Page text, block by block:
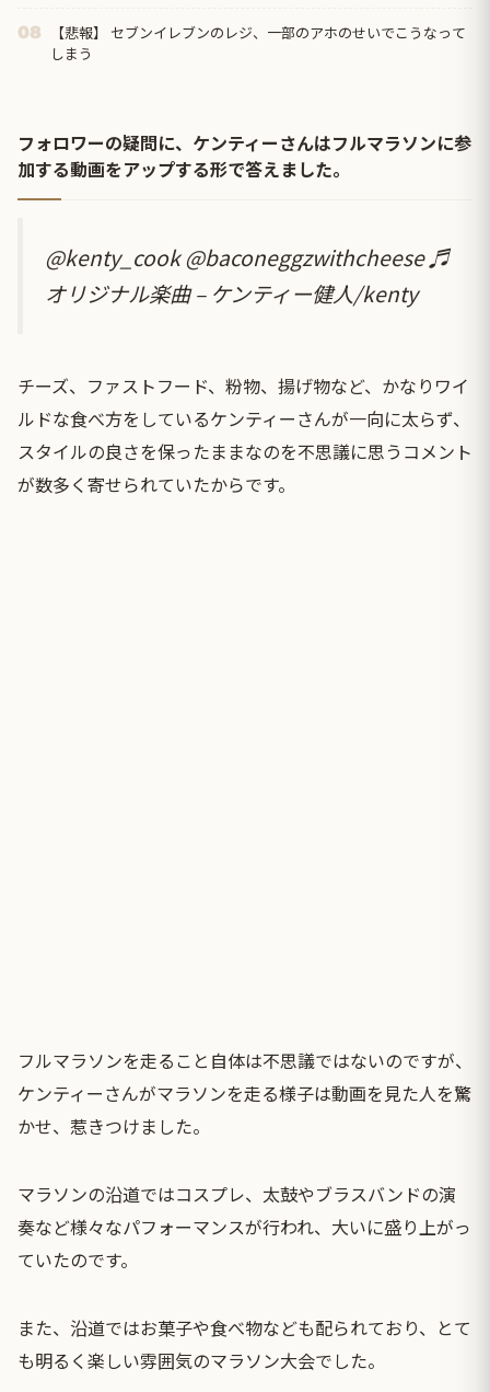
08
【悲報】 セブンイレブンのレジ、一部のアホのせいでこうなって
しまう
フォロワーの疑問に、ケンティーさんはフルマラソンに参
加する動画をアップする形で答えました。
@kenty_cook@baconeggzwithcheese♬
オリジナル楽曲 – ケンティー健人/kenty
チーズ、ファストフード、粉物、揚げ物など、かなりワイ
ルドな食べ方をしているケンティーさんが一向に太らず、
スタイルの良さを保ったままなのを不思議に思うコメント
が数多く寄せられていたからです。
フルマラソンを走ること自体は不思議ではないのですが、
ケンティーさんがマラソンを走る様子は動画を見た人を驚
かせ、惹きつけました。
マラソンの沿道ではコスプレ、太鼓やブラスバンドの演
奏など様々なパフォーマンスが行われ、大いに盛り上がっ
ていたのです。
また、沿道ではお菓子や食べ物なども配られており、とて
も明るく楽しい雰囲気のマラソン大会でした。